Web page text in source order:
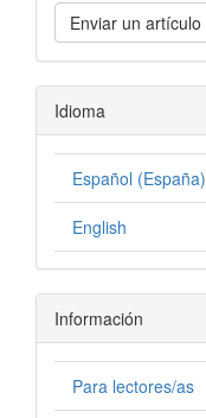
Enviar un artículo
Idioma
Español (España)
English
Información
Para lectores/as